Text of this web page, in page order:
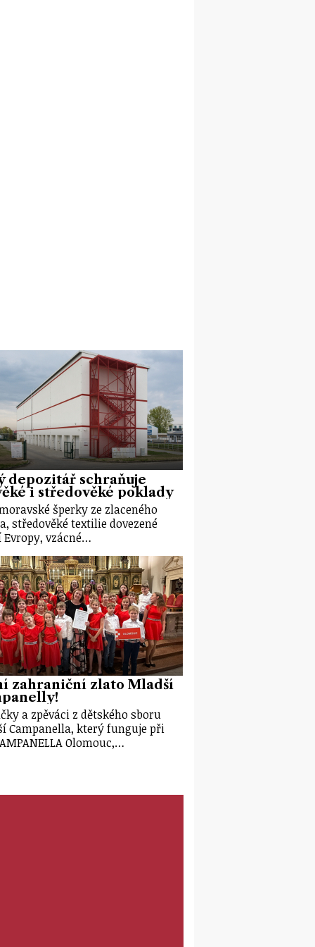
depozitář schraňuje
i středověké poklady
šperky ze zlaceného
středověké textilie dovezené
vzácné…
zahraniční zlato Mladší
a zpěváci z dětského sboru
Campanella, který funguje při
Olomouc,…